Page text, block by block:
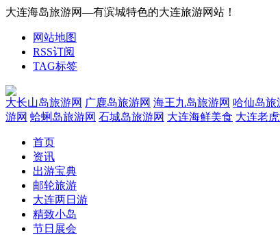
大连海岛旅游网—有滨城特色的大连旅游网站！
网站地图
RSS订阅
TAG标签
大长山岛旅游网 广鹿岛旅游网 海王九岛旅游网 哈仙岛旅
游网 蛤蜊岛旅游网 石城岛旅游网 大连海鲜美食 大连老
首页
资讯
出游宝典
邮轮旅游
大连两日游
精致小岛
节日展会